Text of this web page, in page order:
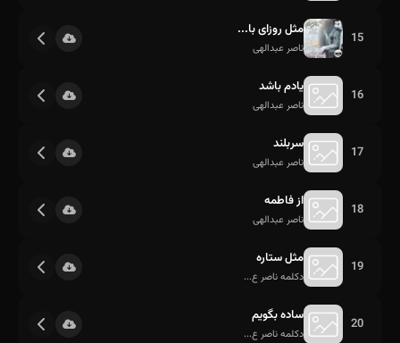
15 مثل روزای با...
ناصر عبدالهی
16 یادم باشد
ناصر عبدالهی
17 سربلند
ناصر عبدالهی
18 از فاطمه
ناصر عبدالهی
19 مثل ستاره
دکلمه ناصر ع...
20 ساده بگویم
دکلمه ناصر ع...